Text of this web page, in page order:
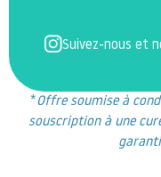
Suivez-nous et
*Offre soumise à
souscription à une